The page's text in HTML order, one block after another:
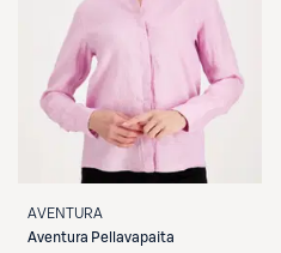
AVENTURA
Aventura Pellavapaita